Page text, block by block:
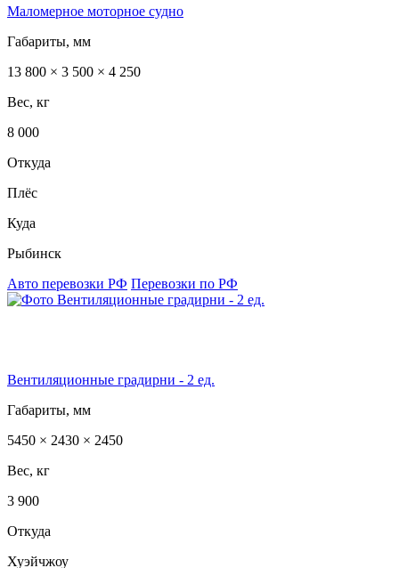
Маломерное моторное судно
Габариты, мм
13 800 × 3 500 × 4 250
Вес, кг
8 000
Откуда
Плёс
Куда
Рыбинск
Авто перевозки РФ Перевозки по РФ
Вентиляционные градирни - 2 ед.
Габариты, мм
5450 × 2430 × 2450
Вес, кг
3 900
Откуда
Хуэйчжоу